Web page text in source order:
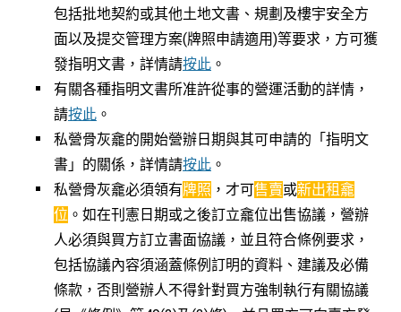
包括批地契約或其他土地文書、規劃及樓宇安全方
面以及提交管理方案(牌照申請適用)等要求，方可獲
發指明文書，詳情請按此 。
有關各種指明文書所准許從事的營運活動的詳情，
請按此 。
私營骨灰龕的開始營辦日期與其可申請的「指明文
書」的關係，詳情請按此 。
私營骨灰龕必須領有牌照 ，才可售賣或新出租龕
位 。如在刊憲日期或之後訂立龕位出售協議，營辦
人必須與買方訂立書面協議，並且符合條例要求，
包括協議內容須涵蓋條例訂明的資料、建議及必備
條款，否則營辦人不得針對買方強制執行有關協議